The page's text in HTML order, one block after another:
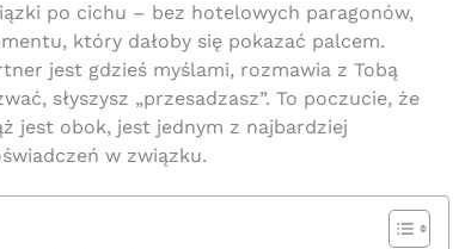
po cichu – bez hotelowych paragonów,
który dałoby się pokazać palcem.
jest gdzieś myślami, rozmawia z Tobą
słyszysz „przesadzasz”. To poczucie, że
jest obok, jest jednym z najbardziej
w związku.